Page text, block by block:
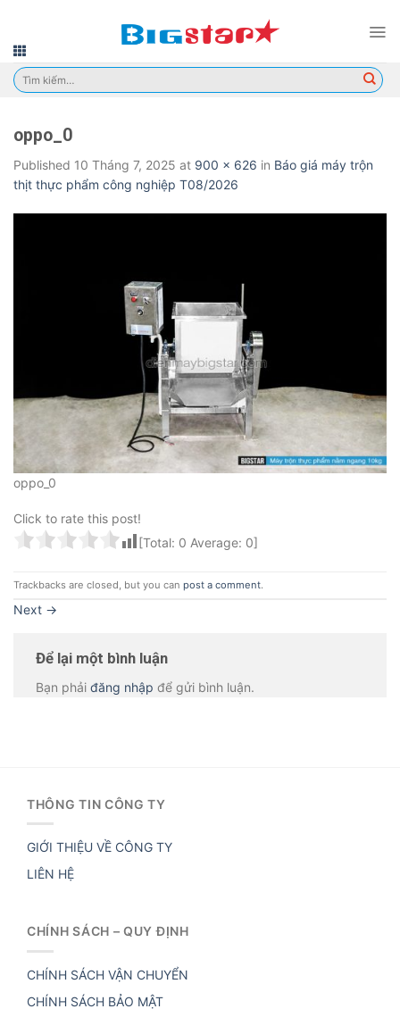
content
Tìm
kiếm:
oppo_0
Published 10 Tháng 7, 2025 at 900 × 626 in Báo giá máy trộn
thịt thực phẩm công nghiệp T08/2026
oppo_0
Click to rate this post!
[Total: 0 Average: 0]
Trackbacks are closed, but you can post a comment.
Next →
Để lại một bình luận
Bạn phải đăng nhập để gửi bình luận.
THÔNG TIN CÔNG TY
GIỚI THIỆU VỀ CÔNG TY
LIÊN HỆ
CHÍNH SÁCH – QUY ĐỊNH
CHÍNH SÁCH VẬN CHUYỂN
CHÍNH SÁCH BẢO MẬT